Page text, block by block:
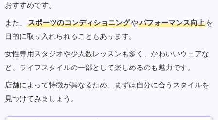
おすすめです。
また、
スポーツのコンディショニングやパフォーマンス向上 を
目的に取り入れられることもあります。
女性専用スタジオや少人数レッスンも多く、かわいいウェアな
ど、ライフスタイルの一部として楽しめるのも魅力です。
店舗によって特徴が異なるため、まずは自分に合うスタイルを
見つけてみましょう。